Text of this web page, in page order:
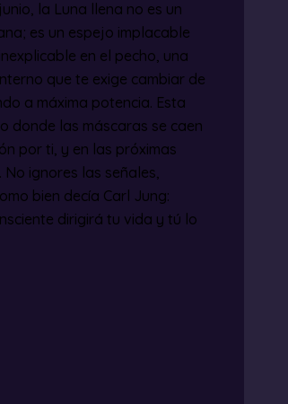
la Luna llena no es un
es un espejo implacable
en el pecho, una
que te exige cambiar de
a máxima potencia. Esta
donde las máscaras se caen
por ti, y en las próximas
ignores las señales,
bien decía Carl Jung:
dirigirá tu vida y tú lo